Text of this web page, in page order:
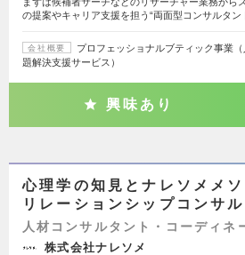
まずは候補者サーチなどのリサーチャー業務から
の提案やキャリア支援を担う“両面型コンサルタ
会社概要
プロフェッショナルブティック事業
題解決支援サービス）
興味あり
心理学の知見とナレソメメ
リレーションシップコンサル
人材コンサルタント・コーディネ
株式会社ナレソメ